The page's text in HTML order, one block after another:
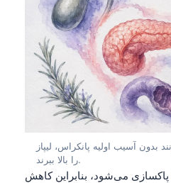
بدون آسیب اولیه پانکراس، لیپاز
را بالا ببرند.
پاکسازی می‌شود، بنابراین کاهش